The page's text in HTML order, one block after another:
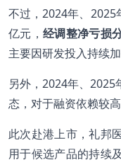
不过，2024年、2025
亿元，经调整净亏损
主要因研发投入持续
另外，2024年、2025
态，对于融资依赖较高
此次赴港上市，礼邦
用于候选产品的持续